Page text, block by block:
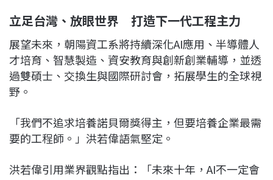
立足台灣、放眼世界 打造下一代工程主力
展望未來，朝陽資工系將持續深化AI應用、半導體人
才培育、智慧製造、資安教育與創新創業輔導，並透
過雙碩士、交換生與國際研討會，拓展學生的全球視
野。
「我們不追求培養諾貝爾獎得主，但要培養企業最需
要的工程師。」洪若偉語氣堅定。
洪若偉引用業界觀點指出：「未來十年，AI不一定會